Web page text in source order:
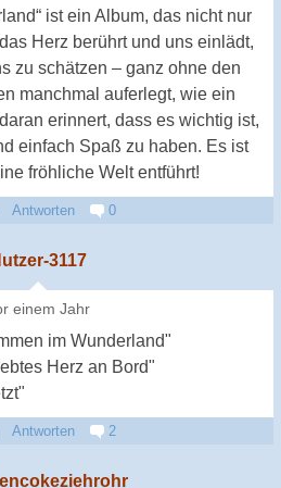
ist ein Album, das nicht nur
Herz berührt und uns einlädt,
zu schätzen – ganz ohne den
manchmal auferlegt, wie ein
erinnert, dass es wichtig ist,
einfach Spaß zu haben. Es ist
fröhliche Welt entführt!
Antworten 0
3117
einem Jahr
im Wunderland"
Herz an Bord"
Antworten 2